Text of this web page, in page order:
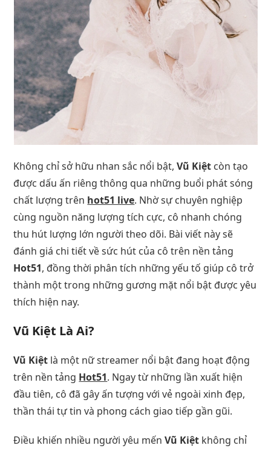
Không chỉ sở hữu nhan sắc nổi bật,Vũ Kiệt còn tạo
được dấu ấn riêng thông qua những buổi phát sóng
chất lượng trên hot51 live. Nhờ sự chuyên nghiệp
cùng nguồn năng lượng tích cực, cô nhanh chóng
thu hút lượng lớn người theo dõi. Bài viết này sẽ
đánh giá chi tiết về sức hút của cô trên nền tảng
Hot51, đồng thời phân tích những yếu tố giúp cô trở
thành một trong những gương mặt nổi bật được yêu
thích hiện nay.
Vũ Kiệt Là Ai?
Vũ Kiệt là một nữ streamer nổi bật đang hoạt động
trên nền tảng Hot51. Ngay từ những lần xuất hiện
đầu tiên, cô đã gây ấn tượng với vẻ ngoài xinh đẹp,
thần thái tự tin và phong cách giao tiếp gần gũi.
Điều khiến nhiều người yêu mếnVũ Kiệt không chỉ